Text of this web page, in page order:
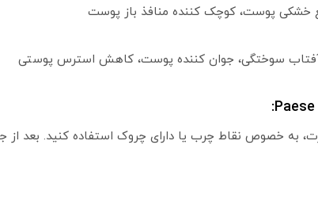
خشکی پوست، کوچک کننده منافذ باز پوست
آفتاب سوختگی، جوان کننده پوست، کاهش استرس پوستی
به خصوص نقاط چرب یا دارای چروک استفاده کنید. بعد از